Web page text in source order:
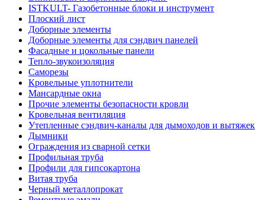
ISTKULT- Газобетонные блоки и инструмент
Плоский лист
Доборные элементы
Доборные элементы для сэндвич панелей
Фасадные и цокольные панели
Тепло-звукоизоляция
Саморезы
Кровельные уплотнители
Мансардные окна
Прочие элементы безопасности кровли
Кровельная вентиляция
Утепленные сэндвич-каналы для дымоходов и вытяжек
Дымники
Ограждения из сварной сетки
Профильная труба
Профили для гипсокартона
Витая труба
Черный металлопрокат